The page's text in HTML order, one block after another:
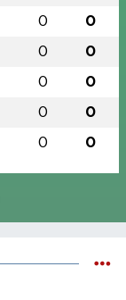
0 0
0 0
0 0
0 0
0 0